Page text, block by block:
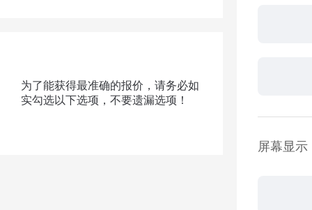
为了能获得最准确的报价，请务必如
实勾选以下选项，不要遗漏选项！
屏幕显示